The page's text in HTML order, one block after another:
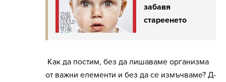
забавя
стареенето
Как да постим, без да лишаваме организма
от важни елементи и без да се измъчваме? Д-